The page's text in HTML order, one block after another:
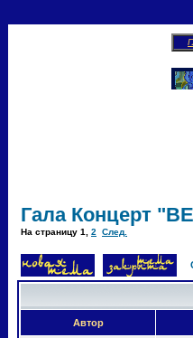
Гала Концерт
На страницу 1 2 След.
Автор